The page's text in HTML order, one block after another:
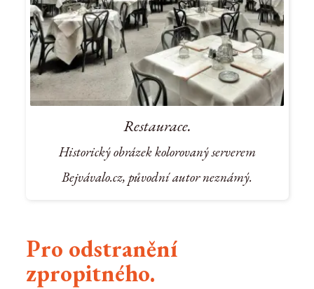
Restaurace.
Historický obrázek kolorovaný serverem
Bejvávalo.cz, původní autor neznámý.
Pro odstranění
zpropitného.